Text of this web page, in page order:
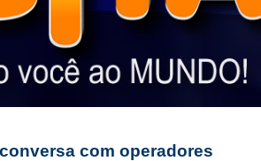
com operadores